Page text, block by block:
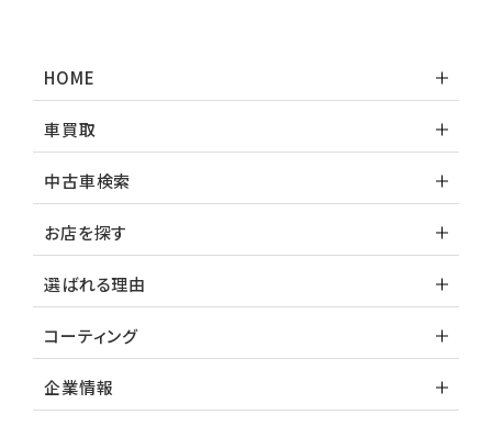
HOME
車買取
中古車検索
お店を探す
選ばれる理由
コーティング
企業情報